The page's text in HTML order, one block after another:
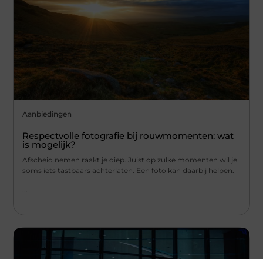
Aanbiedingen
Respectvolle fotografie bij rouwmomenten: wat
is mogelijk?
Afscheid nemen raakt je diep. Juist op zulke momenten wil je
soms iets tastbaars achterlaten. Een foto kan daarbij helpen.